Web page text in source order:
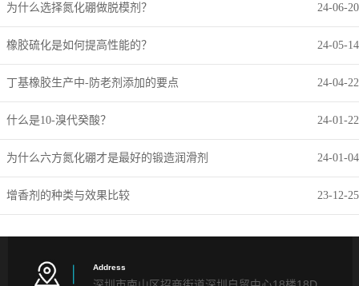
为什么选择氮化硼做脱模剂？ 24-06-20
橡胶硫化是如何提高性能的？ 24-05-14
丁基橡胶生产中-防老剂添加的要点 24-04-22
什么是10-溴代癸酸？ 24-01-22
为什么六方氮化硼才是最好的锻造润滑剂 24-01-04
增香剂的种类与效果比较 23-12-25
Address